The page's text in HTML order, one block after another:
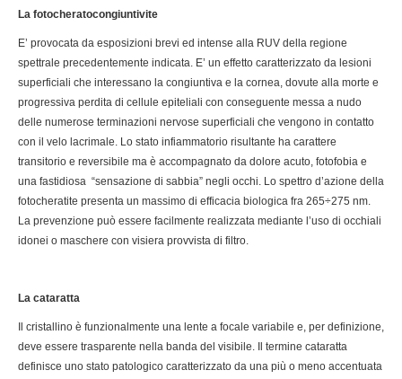
La fotocheratocongiuntivite
E’ provocata da esposizioni brevi ed intense alla RUV della regione
spettrale precedentemente indicata. E’ un effetto caratterizzato da lesioni
superficiali che interessano la congiuntiva e la cornea, dovute alla morte e
progressiva perdita di cellule epiteliali con conseguente messa a nudo
delle numerose terminazioni nervose superficiali che vengono in contatto
con il velo lacrimale. Lo stato infiammatorio risultante ha carattere
transitorio e reversibile ma è accompagnato da dolore acuto, fotofobia e
una fastidiosa “sensazione di sabbia” negli occhi. Lo spettro d’azione della
fotocheratite presenta un massimo di efficacia biologica fra 265÷275 nm.
La prevenzione può essere facilmente realizzata mediante l’uso di occhiali
idonei o maschere con visiera provvista di filtro.
La cataratta
Il cristallino è funzionalmente una lente a focale variabile e, per definizione,
deve essere trasparente nella banda del visibile. Il termine cataratta
definisce uno stato patologico caratterizzato da una più o meno accentuata